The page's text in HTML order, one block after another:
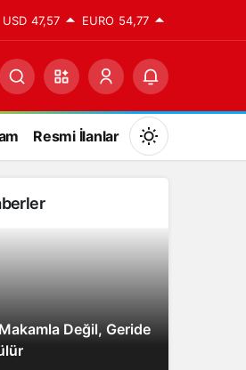
USD 47,57 EURO 54,77
Resmi İlanlar
Mod
değiştir
Değil, Geride